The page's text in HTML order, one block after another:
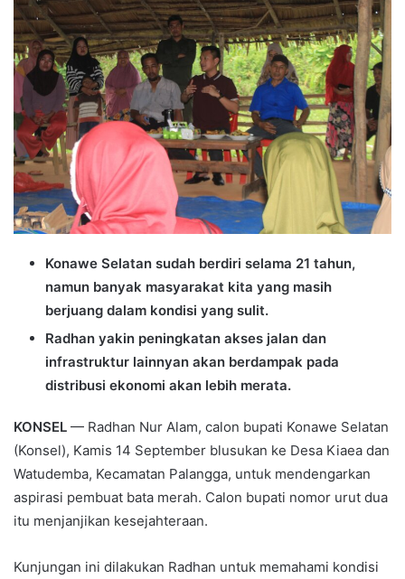
Konawe Selatan sudah berdiri selama 21 tahun,
namun banyak masyarakat kita yang masih
berjuang dalam kondisi yang sulit.
Radhan yakin peningkatan akses jalan dan
infrastruktur lainnyan akan berdampak pada
distribusi ekonomi akan lebih merata.
KONSEL — Radhan Nur Alam, calon bupati Konawe Selatan
(Konsel), Kamis 14 September blusukan ke Desa Kiaea dan
Watudemba, Kecamatan Palangga, untuk mendengarkan
aspirasi pembuat bata merah. Calon bupati nomor urut dua
itu menjanjikan kesejahteraan.
Kunjungan ini dilakukan Radhan untuk memahami kondisi